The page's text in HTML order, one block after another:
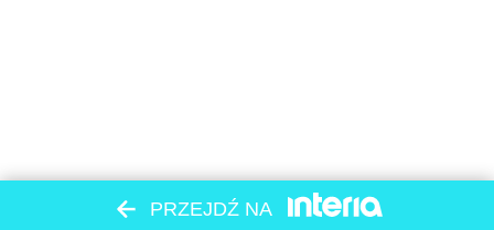
PRZEJDŹ NA